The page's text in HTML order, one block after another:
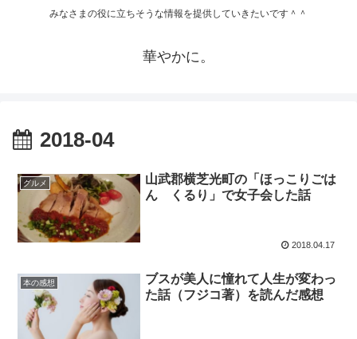
みなさまの役に立ちそうな情報を提供していきたいです＾＾
華やかに。
2018-04
グルメ
山武郡横芝光町の「ほっこりごは
ん くるり」で女子会した話
2018.04.17
本の感想
ブスが美人に憧れて人生が変わっ
た話（フジコ著）を読んだ感想